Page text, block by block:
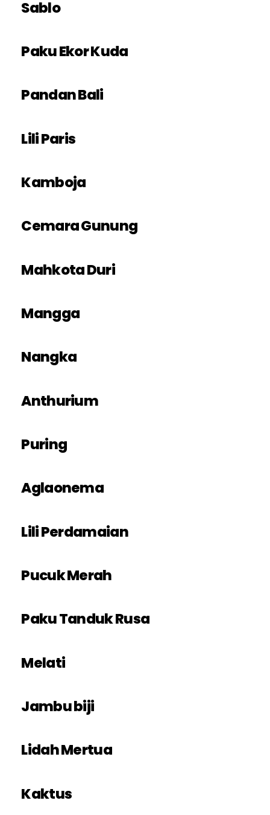
Sablo
Paku Ekor Kuda
Pandan Bali
Lili Paris
Kamboja
Cemara Gunung
Mahkota Duri
Mangga
Nangka
Anthurium
Puring
Aglaonema
Lili Perdamaian
Pucuk Merah
Paku Tanduk Rusa
Melati
Jambu biji
Lidah Mertua
Kaktus